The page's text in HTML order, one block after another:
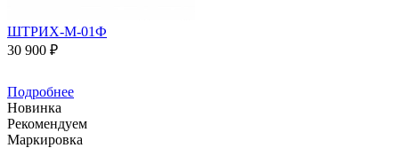
ШТРИХ-М-01Ф
30 900 ₽
Подробнее
Новинка
Рекомендуем
Маркировка